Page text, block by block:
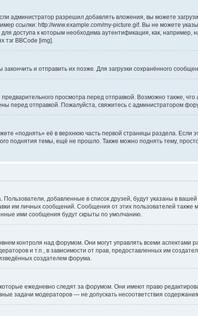
администратор разрешил добавлять вложения, вы можете
ссылки: http://www.example.com/my-picture.gif. Вы не можете
доступа к которым необходима аутентификация, как,
тэг BBCode [img].
и отправить их позже. Для загрузки сохранённого
просмотра перед отправкой. Возможно также, что
перед отправкой. Пожалуйста, свяжитесь с администратором
«поднять» её в верхнюю часть первой страницы раздела. Если
поднятия темы, ещё не прошло. Также можно поднять тему,
добавленные в список друзей, будут указаны в
им личных сообщений. Сообщения от этих пользователей
ими сообщения будут скрыты по умолчанию.
контроля над форумом. Они могут управлять всеми аспектами
и т.п., в зависимости от прав, предоставленных им
создателем форума.
ежедневно следят за форумом. Они имеют право
задачи модераторов — не допускать несоответствия